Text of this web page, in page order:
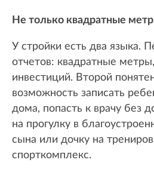
Не только квадратные
У стройки есть два языка.
отчетов: квадратные
инвестиций. Второй
возможность записать
дома, попасть к врачу без
на прогулку в
сына или дочку на
спорткомплекс.